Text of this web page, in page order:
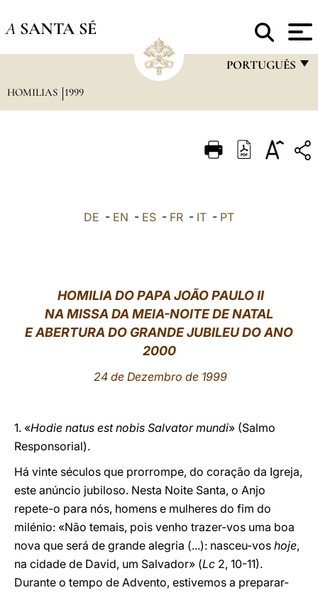
A SANTA SÉ
PORTUGUÊS
ITALIANO
中文
LATINE
HOMILIAS 1999
DE - EN - ES - FR - IT - PT
HOMILIA DO PAPA JOÃO PAULO II
NA MISSA DA MEIA-NOITE DE NATAL
E ABERTURA DO GRANDE JUBILEU DO ANO
2000
24 de Dezembro de 1999
1. «Hodie natus est nobis Salvator mundi» (Salmo
Responsorial).
Há vinte séculos que prorrompe, do coração da Igreja,
este anúncio jubiloso. Nesta Noite Santa, o Anjo
repete-o para nós, homens e mulheres do fim do
milénio: «Não temais, pois venho trazer-vos uma boa
nova que será de grande alegria (...): nasceu-vos hoje,
na cidade de David, um Salvador» (Lc 2, 10-11).
Durante o tempo de Advento, estivemos a preparar-